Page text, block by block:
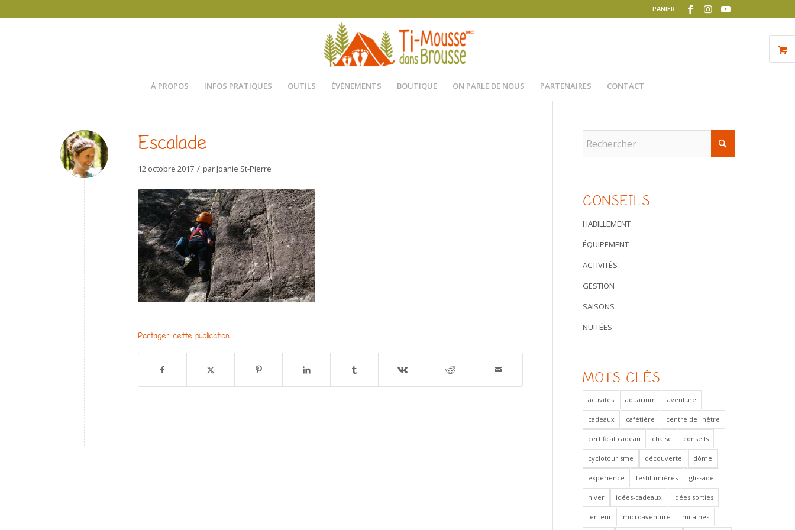
PANIER
À PROPOS INFOS PRATIQUES OUTILS ÉVÉNEMENTS BOUTIQUE ON PARLE DE NOUS PARTENAIRES CONTACT
Escalade
12 octobre 2017 / parJoanie St-Pierre
Partager cette publication
CONSEILS
HABILLEMENT
ÉQUIPEMENT
ACTIVITÉS
GESTION
SAISONS
NUITÉES
MOTS CLÉS
activités aquarium aventure
cadeaux cafétière centre de l'hêtre
certificat cadeau chaise conseils
cyclotourisme découverte dôme
expérience festilumières glissade
hiver idées-cadeaux idées sorties
lenteur microaventure mitaines